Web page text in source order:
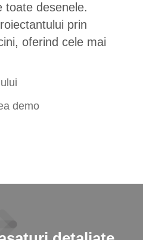
toate desenele.
prin
oferind cele mai
demo